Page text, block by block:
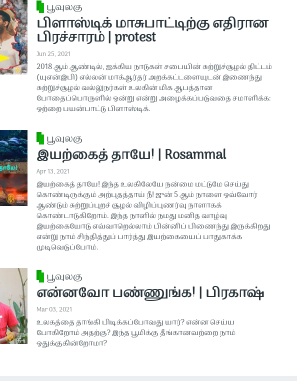
பூவுலகு
பிளாஸ்டிக் மாசுபாட்டிற்கு எதிரான
பிரச்சாரம் | protest
Jun 25, 2021
2018 ஆம் ஆண்டில், ஐக்கிய நாடுகள் சபையின் சுற்றுச்சூழல் திட்டம்
(யுஎன்இபி) எல்லன் மாக்ஆர்தர் அறக்கட்டளையுடன் இணைந்து
சுற்றுச்சூழல் வல்லுநர்கள் உலகின் மிக ஆபத்தான
போதைப்பொருளில் ஒன்று என்று அழைக்கப்படுவதை சமாளிக்க:
ஒற்றை பயன்பாட்டு பிளாஸ்டிக்.
பூவுலகு
இயற்கைத் தாயே! | Rosammal
Apr 13, 2021
இயற்கைத் தாயே! இந்த உலகிலேயே நன்மை மட்டுமே செய்து
கொண்டிருக்கும் அற்புதத்தாய் நீ! ஜுன் 5 ஆம் நாளை ஒவ்வோர்
ஆண்டும் சுற்றுப்புறச் சூழல் விழிப்புணர்வு நாளாகக்
கொண்டாடுகிறோம். இந்த நாளில் நமது மனித வாழ்வு
இயற்கையோடு எவ்வாறெல்லாம் பின்னிப் பிணைந்து இருக்கிறது
என்று நாம் சிந்தித்துப் பார்த்து இயற்கையைப் பாதுகாக்க
முடிவெடுப்போம்.
பூவுலகு
என்னவோ பண்ணுங்க! | பிரகாஷ்
Mar 03, 2021
உலகத்தை தாங்கி பிடிக்கப்போவது யார்? என்ன செய்ய
போகிறோம் அதற்கு? இந்த பூமிக்கு தீங்கானவற்றை நாம்
ஒதுக்குகின்றோமா?